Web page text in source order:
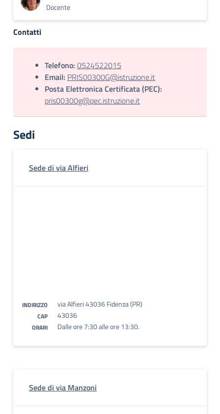
Docente
Contatti
Telefono: 0524522015
Email: PRIS00300G@istruzione.it
Posta Elettronica Certificata (PEC):
pris00300g@pec.istruzione.it
Sedi
Sede di via Alfieri
INDIRIZZO via Alfieri 43036 Fidenza (PR)
CAP 43036
ORARI Dalle ore 7:30 alle ore 13:30.
Sede di via Manzoni